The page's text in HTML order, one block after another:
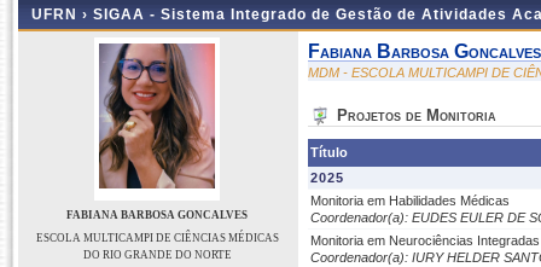
UFRN › SIGAA - Sistema Integrado de Gestão de Atividades
FABIANA BARBOSA GONCALVES
ESCOLA MULTICAMPI DE CIÊNCIAS MÉDICAS
DO RIO GRANDE DO NORTE
Fabiana Barbosa Goncalves
MDM - ESCOLA MULTICAMPI DE
Projetos de Monitoria
Título
2025
Monitoria em Habilidades Médicas
Coordenador(a): EUDES EULER DE
Monitoria em Neurociências
Coordenador(a): IURY HELDER